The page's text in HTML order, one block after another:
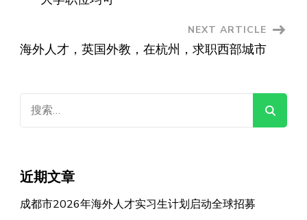
NEXT ARTICLE
海外人才，英国外教，在杭州，求职西部城市
索：
近期文章
成都市2026年海外人才实习生计划启动全球招募